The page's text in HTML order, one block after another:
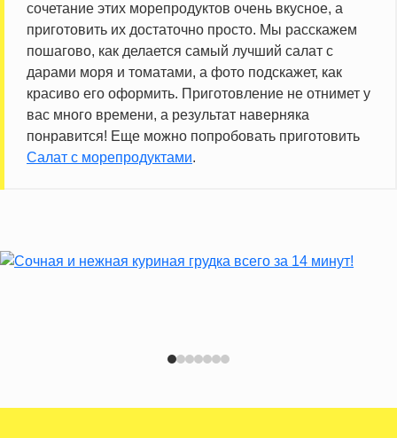
сочетание этих морепродуктов очень вкусное, а
приготовить их достаточно просто. Мы расскажем
пошагово, как делается самый лучший салат с
дарами моря и томатами, а фото подскажет, как
красиво его оформить. Приготовление не отнимет у
вас много времени, а результат наверняка
понравится! Еще можно попробовать приготовить
Салат с морепродуктами.